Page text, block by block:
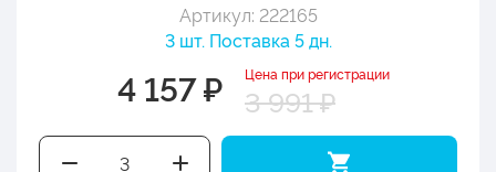
Артикул: 222165
3 шт. Поставка 5 дн.
4 157 ₽ Цена при регистрации
3 991 ₽